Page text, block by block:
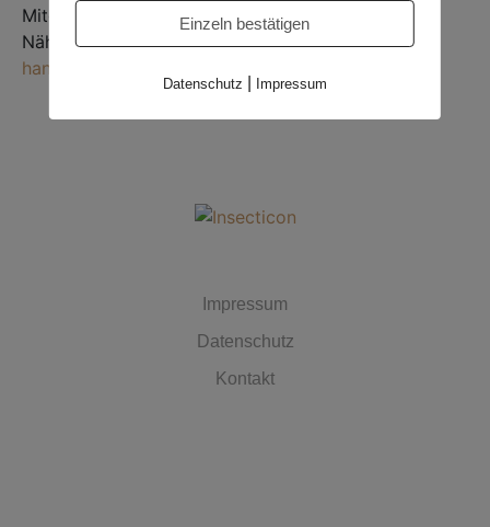
Mitglied der Initiative “Fairness im Handel”.
Nähere Informationen:https://www.fairness-im-
handel.de
Impressum
Datenschutz
Kontakt
Einzeln bestätigen
Datenschutz Impressum